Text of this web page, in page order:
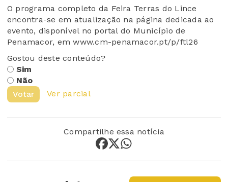
O programa completo da Feira Terras do Lince
encontra-se em atualização na página dedicada ao
evento, disponível no portal do Município de
Penamacor, em www.cm-penamacor.pt/p/ftl26
Gostou deste conteúdo?
Sim
Não
Votar
Ver parcial
Compartilhe essa notícia